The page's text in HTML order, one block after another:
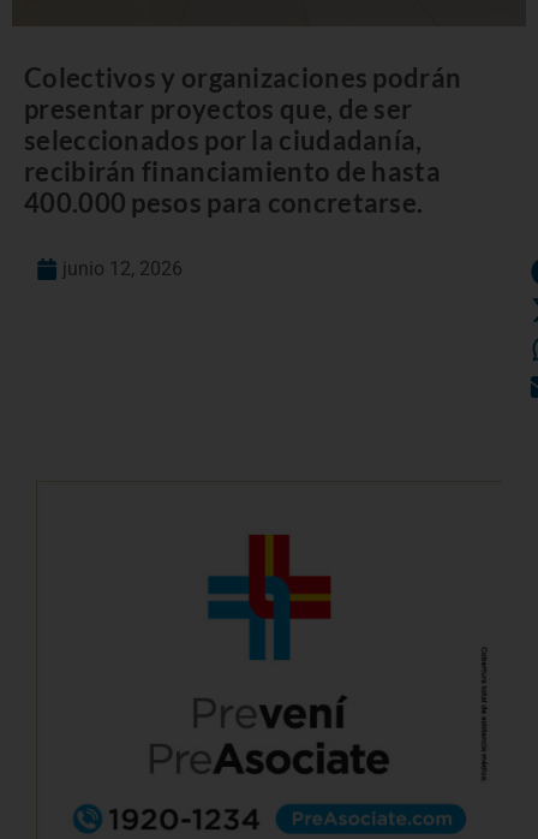
Colectivos y organizaciones podrán
presentar proyectos que, de ser
seleccionados por la ciudadanía,
recibirán financiamiento de hasta
400.000 pesos para concretarse.
junio 12, 2026